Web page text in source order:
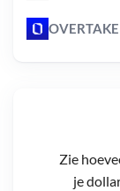
Zie
je
OVERTAKE